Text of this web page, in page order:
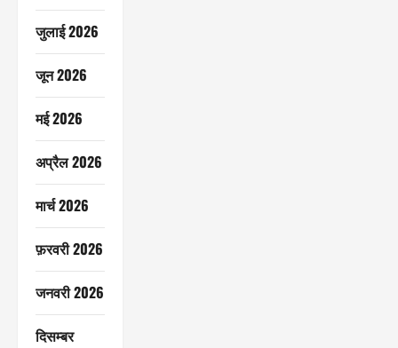
जुलाई 2026
जून 2026
मई 2026
अप्रैल 2026
मार्च 2026
फ़रवरी 2026
जनवरी 2026
दिसम्बर